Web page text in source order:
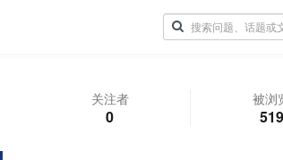
关注者
0
被浏
519